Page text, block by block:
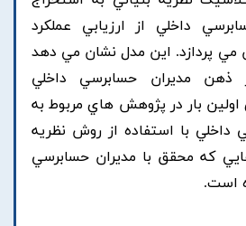
داخلي از ارزيابي عملکرد
مي پردازد. اين مدل نشان مي دهد
مديران حسابرسي داخلي
بار در پژوهش هاي مربوط به
داخلي با استفاده از روش نظريه
که محقق با مديران حسابرسي
است.